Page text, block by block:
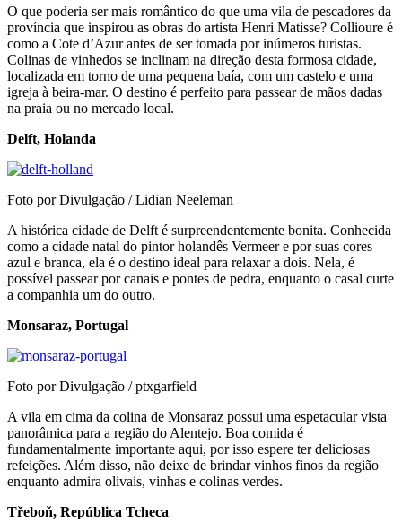
O que poderia ser mais romântico do que uma vila de pescadores da
província que inspirou as obras do artista Henri Matisse? Collioure é
como a Cote d’Azur antes de ser tomada por inúmeros turistas.
Colinas de vinhedos se inclinam na direção desta formosa cidade,
localizada em torno de uma pequena baía, com um castelo e uma
igreja à beira-mar. O destino é perfeito para passear de mãos dadas
na praia ou no mercado local.
Delft, Holanda
Foto por Divulgação / Lidian Neeleman
A histórica cidade de Delft é surpreendentemente bonita. Conhecida
como a cidade natal do pintor holandês Vermeer e por suas cores
azul e branca, ela é o destino ideal para relaxar a dois. Nela, é
possível passear por canais e pontes de pedra, enquanto o casal curte
a companhia um do outro.
Monsaraz, Portugal
Foto por Divulgação / ptxgarfield
A vila em cima da colina de Monsaraz possui uma espetacular vista
panorâmica para a região do Alentejo. Boa comida é
fundamentalmente importante aqui, por isso espere ter deliciosas
refeições. Além disso, não deixe de brindar vinhos finos da região
enquanto admira olivais, vinhas e colinas verdes.
Třeboň, República Tcheca